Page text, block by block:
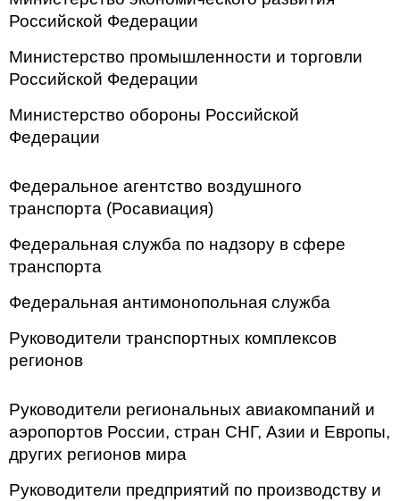
Российской Федерации
Министерство промышленности и торговли
Российской Федерации
Министерство обороны Российской
Федерации
Федеральное агентство воздушного
транспорта (Росавиация)
Федеральная служба по надзору в сфере
транспорта
Федеральная антимонопольная служба
Руководители транспортных комплексов
регионов
Руководители региональных авиакомпаний и
аэропортов России, стран СНГ, Азии и Европы,
других регионов мира
Руководители предприятий по производству и